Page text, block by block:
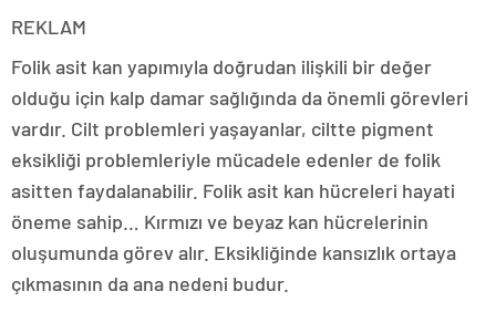
REKLAM
Folik asit kan yapımıyla doğrudan ilişkili bir değer
olduğu için kalp damar sağlığında da önemli görevleri
vardır. Cilt problemleri yaşayanlar, ciltte pigment
eksikliği problemleriyle mücadele edenler de folik
asitten faydalanabilir. Folik asit kan hücreleri hayati
öneme sahip… Kırmızı ve beyaz kan hücrelerinin
oluşumunda görev alır. Eksikliğinde kansızlık ortaya
çıkmasının da ana nedeni budur.